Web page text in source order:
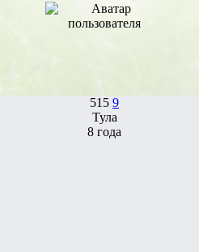
515 9
Тула
8 года